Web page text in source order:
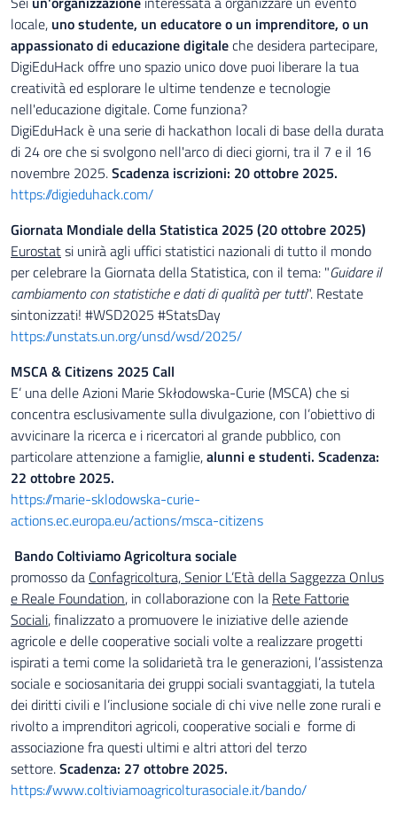
locale, uno studente, un educatore o un imprenditore, o un
appassionato di educazione digitaleche desidera partecipare,
DigiEduHack offre uno spazio unico dove puoi liberare la tua
creatività ed esplorare le ultime tendenze e tecnologie
nell'educazione digitale. Come funziona?
DigiEduHack è una serie di hackathon locali di base della durata
di 24 ore che si svolgono nell'arco di dieci giorni, tra il 7 e il 16
novembre 2025.Scadenza iscrizioni: 20 ottobre 2025.
https://digieduhack.com/
Giornata Mondiale della Statistica 2025 (20 ottobre 2025)
Eurostatsi unirà agli uffici statistici nazionali di tutto il mondo
per celebrare la Giornata della Statistica, con il tema: "Guidare il
cambiamento con statistiche e dati di qualità per tutti". Restate
sintonizzati! #WSD2025 #StatsDay
https://unstats.un.org/unsd/wsd/2025/
MSCA & Citizens 2025 Call
E’ una delle Azioni Marie Skłodowska-Curie (MSCA) che si
concentra esclusivamente sulla divulgazione, con l’obiettivo di
avvicinare la ricerca e i ricercatori al grande pubblico, con
particolare attenzione a famiglie,alunni e studenti. Scadenza:
22 ottobre 2025.
https://marie-sklodowska-curie-
actions.ec.europa.eu/actions/msca-citizens
Bando Coltiviamo Agricoltura sociale
promosso da Confagricoltura, Senior L’Età della Saggezza Onlus
e Reale Foundation, in collaborazione con la Rete Fattorie
Sociali, finalizzato a promuovere le iniziative delle aziende
agricole e delle cooperative sociali volte a realizzare progetti
ispirati a temi come la solidarietà tra le generazioni, l’assistenza
sociale e sociosanitaria dei gruppi sociali svantaggiati, la tutela
dei diritti civili e l’inclusione sociale di chi vive nelle zone rurali e
rivolto a imprenditori agricoli, cooperative sociali e forme di
associazione fra questi ultimi e altri attori del terzo
settore.Scadenza: 27 ottobre 2025.
https://www.coltiviamoagricolturasociale.it/bando/